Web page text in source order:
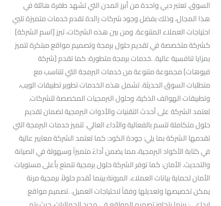
السوق. تعتبر دبي واحدة من أبرز المدن التي تشهد طفرة هائلة في
هذا المجال، وذلك بفضل وجود شركات رائدة تقدم خدمات متميزة تلبي
احتياجات العملاء المتنوعة. ومن بين هذه الشركات، تبرز [اسم الشركة]
كشركة متخصصة في تقديم حلول برمجة وتصميم مواقع مبتكرة تتميز
بمزايا تنافسية عالية. .خدمات برمجة متطورة: كما تقدم [شركة
فيوهات] مجموعة متنوعة من خدمات البرمجة التي تتناسب مع
متطلبات السوق الحديثة. تشمل هذه الخدمات تطوير تطبيقات الويب،
وتطبيقات الهواتف الذكية، وحلول البرمجيات المخصصة للشركات.
تعتمد الشركة على أحدث التقنيات والأدوات البرمجية لضمان تقديم
حلول متكاملة تتسم بالفعالية والأداء العالي. تتميز خدمات البرمجة التي
تقدمها الشركة بما يلي: جودة الكود: كما تعتمد الشركة معايير عالية
في كتابة الأكواد البرمجية، مما يضمن أداءً متميزاً وسهولة في الصيانة
والتحديث. الأمان: كما توفر الشركة حلول برمجية تتمتع بأعلى مستويات
الأمان لحماية بيانات العملاء. المرونة:بينما تُقدم حلولاً برمجية مرنة
يمكن تخصيصها وتعديلها وفقاً لاحتياجات العميل. .تصميم مواقع